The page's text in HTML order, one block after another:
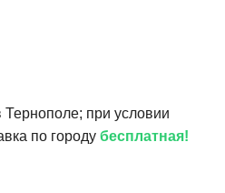
при условии
по городубесплатная!